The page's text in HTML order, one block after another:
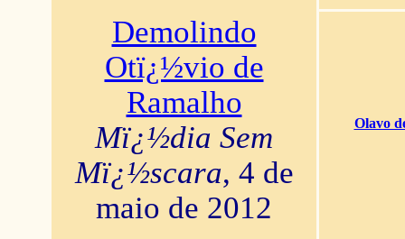
Demolindo
Otï¿½vio de
Ramalho
Mï¿½dia Sem
Mï¿½scara, 4 de
maio de 2012
Olavo